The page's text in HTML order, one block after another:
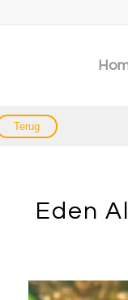
Eden